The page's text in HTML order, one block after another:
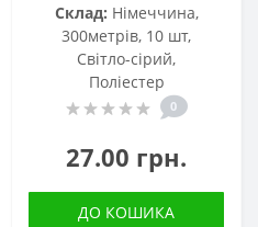
Склад: Німеччина,
300метрів, 10 шт,
Світло-сірий,
Поліестер
0
27.00 грн.
ДО КОШИКА